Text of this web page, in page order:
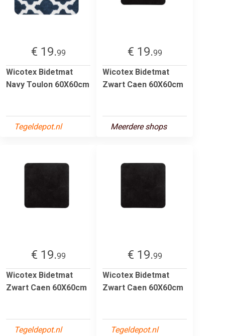
€ 19.99
Wicotex Bidetmat
Navy Toulon 60X60cm
Tegeldepot.nl
€ 19.99
Wicotex Bidetmat
Zwart Caen 60X60cm
Meerdere shops
€ 19.99
Wicotex Bidetmat
Zwart Caen 60X60cm
Tegeldepot.nl
€ 19.99
Wicotex Bidetmat
Zwart Caen 60X60cm
Tegeldepot.nl